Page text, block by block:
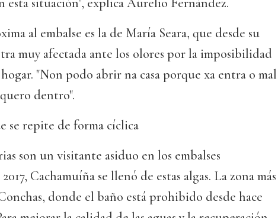
esta situación", explica Aurelio Fernández.
al embalse es la de María Seara, que desde su
muy afectada ante los olores por la imposibilidad
"Non podo abrir na casa porque xa entra o mal
dentro".
se repite de forma cíclica
son un visitante asiduo en los embalses
Cachamuíña se llenó de estas algas. La zona más
donde el baño está prohibido desde hace